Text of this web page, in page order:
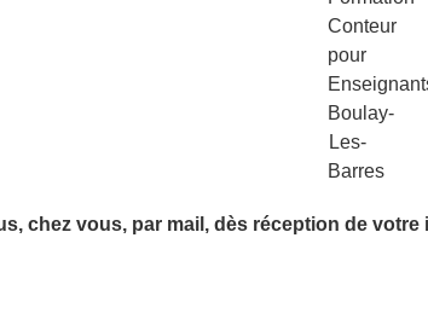
chez vous, par mail, dès réception de votre